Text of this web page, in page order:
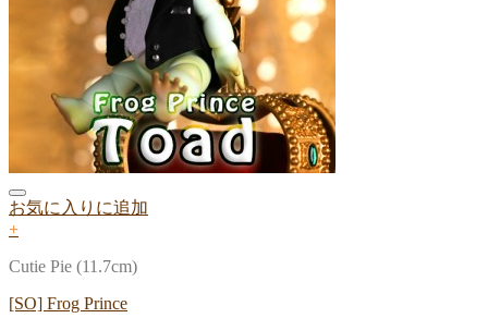
お気に入りに追加
+
Cutie Pie (11.7cm)
[SO] Frog Prince